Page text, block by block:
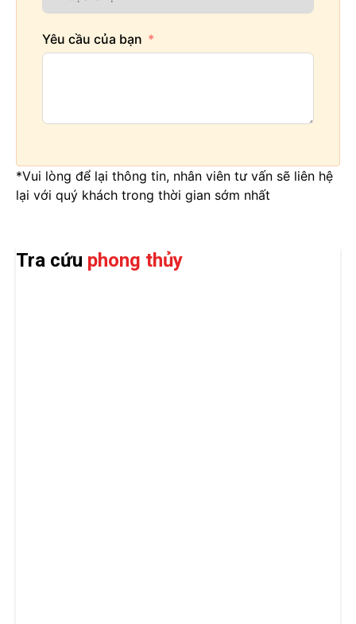
Yêu cầu của bạn
*Vui lòng để lại thông tin, nhân viên tư vấn sẽ liên hệ
lại với quý khách trong thời gian sớm nhất
Tra cứu phong thủy